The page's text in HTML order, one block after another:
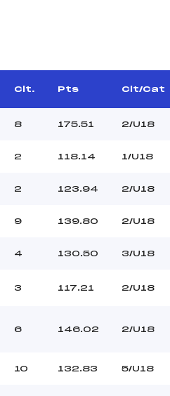
Clt. Pts Clt/Cat
8 175.51 2/U18
2 118.14 1/U18
2 123.94 2/U18
9 139.80 2/U18
4 130.50 3/U18
3 117.21 2/U18
6 146.02 2/U18
10 132.83 5/U18